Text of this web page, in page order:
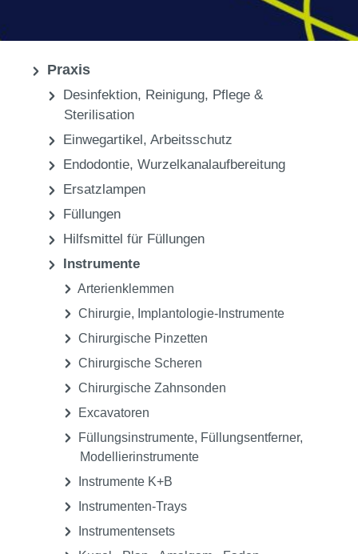
Praxis
Desinfektion, Reinigung, Pflege &
Sterilisation
Einwegartikel, Arbeitsschutz
Endodontie, Wurzelkanalaufbereitung
Ersatzlampen
Füllungen
Hilfsmittel für Füllungen
Instrumente
Arterienklemmen
Chirurgie, Implantologie-Instrumente
Chirurgische Pinzetten
Chirurgische Scheren
Chirurgische Zahnsonden
Excavatoren
Füllungsinstrumente, Füllungsentferner,
Modellierinstrumente
Instrumente K+B
Instrumenten-Trays
Instrumentensets